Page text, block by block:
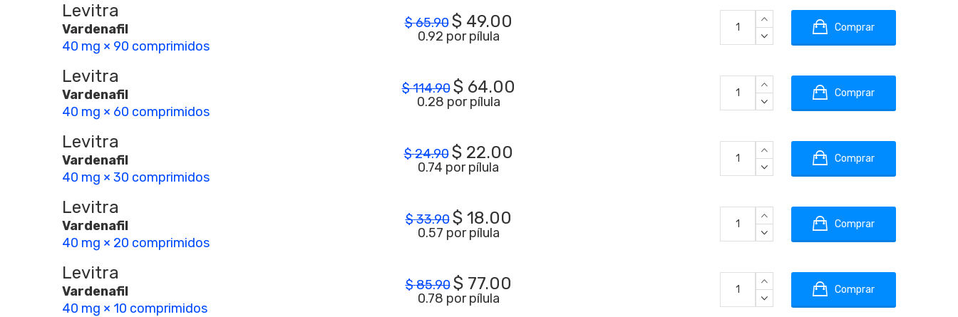
Levitra
Vardenafil
40 mg × 90 comprimidos
$65.90 $ 49.00
0.92 por pílula
Comprar
Levitra
Vardenafil
40 mg × 60 comprimidos
$114.90 $ 64.00
0.28 por pílula
Comprar
Levitra
Vardenafil
40 mg × 30 comprimidos
$24.90 $ 22.00
0.74 por pílula
Comprar
Levitra
Vardenafil
40 mg × 20 comprimidos
$33.90 $ 18.00
0.57 por pílula
Comprar
Levitra
Vardenafil
40 mg × 10 comprimidos
$85.90 $ 77.00
0.78 por pílula
Comprar